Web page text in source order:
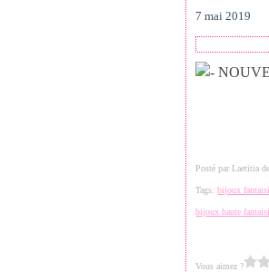
7 mai 2019
Posté par Laetitia
Tags:bijoux
bijoux haute
Vous aimez ?